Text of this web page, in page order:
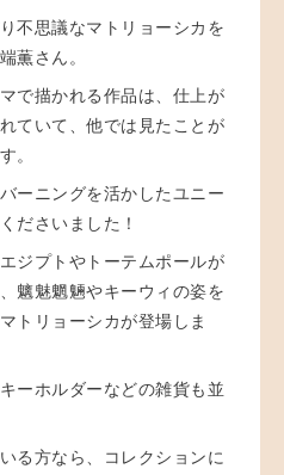
不思議なマトリョーシカを
薫さん。
で描かれる作品は、仕上が
ていて、他では見たことが
。
ーニングを活かしたユニー
ださいました！
ジプトやトーテムポールが
魑魅魍魎やキーウィの姿を
マトリョーシカが登場しま
ーホルダーなどの雑貨も 並
る方なら、コレクションに